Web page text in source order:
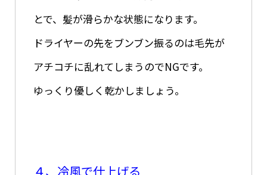
とで、髪が滑らかな状態になります。
ドライヤーの先をブンブン振るのは毛先が
アチコチに乱れてしまうのでNGです。
ゆっくり優しく乾かしましょう。
４、冷風で仕上げる